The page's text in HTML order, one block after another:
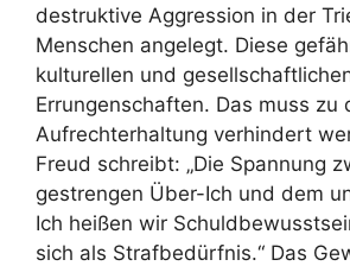
destruktive Aggression in der
Menschen angelegt. Diese
kulturellen und
Errungenschaften. Das muss zu
Aufrechterhaltung verhindert
Freud schreibt: „Die Spannung
gestrengen Über-Ich und dem
Ich heißen wir
sich als Strafbedürfnis.“ Das